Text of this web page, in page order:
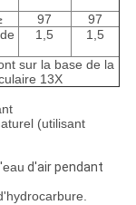
97
97
1,5 1,5
sur la base de la
13X
(utilisant
l'eau d'airpendant